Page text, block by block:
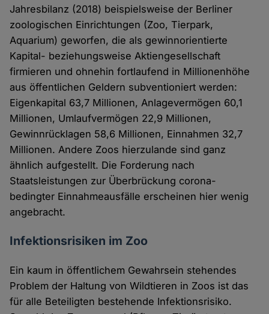
Jahresbilanz (2018) beispielsweise der Berliner
zoologischen Einrichtungen (Zoo, Tierpark,
Aquarium) geworfen, die als gewinnorientierte
Kapital- beziehungsweise Aktiengesellschaft
firmieren und ohnehin fortlaufend in Millionenhöhe
aus öffentlichen Geldern subventioniert werden:
Eigenkapital 63,7 Millionen, Anlagevermögen 60,1
Millionen, Umlaufvermögen 22,9 Millionen,
Gewinnrücklagen 58,6 Millionen, Einnahmen 32,7
Millionen. Andere Zoos hierzulande sind ganz
ähnlich aufgestellt. Die Forderung nach
Staatsleistungen zur Überbrückung corona-
bedingter Einnahmeausfälle erscheinen hier wenig
angebracht.
Infektionsrisiken im Zoo
Ein kaum in öffentlichem Gewahrsein stehendes
Problem der Haltung von Wildtieren in Zoos ist das
für alle Beteiligten bestehende Infektionsrisiko.